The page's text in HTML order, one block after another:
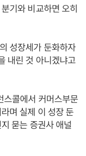
기와 비교하면 오히
성장세가 둔화하자
내린 것 아니겠냐고
스콜에서 커머스부문
며 실제 이 성장 둔
묻는 증권사 애널